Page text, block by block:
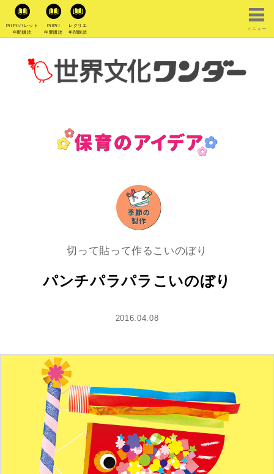
PriPriパレット
年間購読
PriPri
年間購読
レクリエ
年間購読
メニュー
切って貼って作るこいのぼり
パンチパラパラこいのぼり
2016.04.08